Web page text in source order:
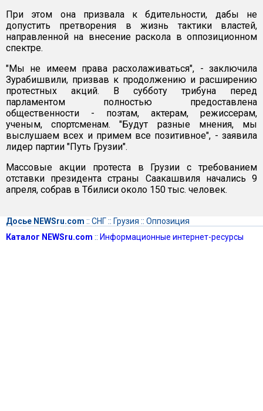
При этом она призвала к бдительности, дабы не
допустить претворения в жизнь тактики властей,
направленной на внесение раскола в оппозиционном
спектре.
"Мы не имеем права расхолаживаться", - заключила
Зурабишвили, призвав к продолжению и расширению
протестных акций. В субботу трибуна перед
парламентом полностью предоставлена
общественности - поэтам, актерам, режиссерам,
ученым, спортсменам. "Будут разные мнения, мы
выслушаем всех и примем все позитивное", - заявила
лидер партии "Путь Грузии".
Массовые акции протеста в Грузии с требованием
отставки президента страны Саакашвиля начались 9
апреля, собрав в Тбилиси около 150 тыс. человек.
Досье NEWSru.com :: СНГ:: Грузия :: Оппозиция
Каталог NEWSru.com :: Информационные интернет-ресурсы